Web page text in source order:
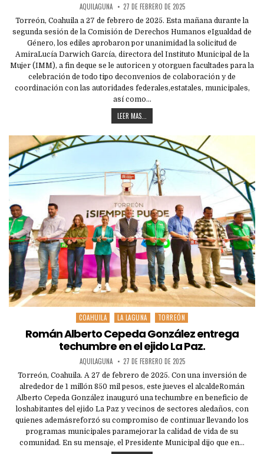
AQUILAGUNA 27 DE FEBRERO DE 2025
Torreón, Coahuila a 27 de febrero de 2025. Esta mañana durante la
segunda sesión de la Comisión de Derechos Humanos eIgualdad de
Género, los ediles aprobaron por unanimidad la solicitud de
AmiraLucía Darwich García, directora del Instituto Municipal de la
Mujer (IMM), a fin deque se le autoricen y otorguen facultades para la
celebración de todo tipo deconvenios de colaboración y de
coordinación con las autoridades federales,estatales, municipales,
así como…
LEER MAS...
Posted
in
COAHUILA LA LAGUNA TORREÓN
Román Alberto Cepeda González entrega
techumbre en el ejido La Paz.
AQUILAGUNA 27 DE FEBRERO DE 2025
Torreón, Coahuila. A 27 de febrero de 2025. Con una inversión de
alrededor de 1 millón 850 mil pesos, este jueves el alcaldeRomán
Alberto Cepeda González inauguró una techumbre en beneficio de
loshabitantes del ejido La Paz y vecinos de sectores aledaños, con
quienes ademásreforzó su compromiso de continuar llevando los
programas municipales paramejorar la calidad de vida de su
comunidad. En su mensaje, el Presidente Municipal dijo que en…